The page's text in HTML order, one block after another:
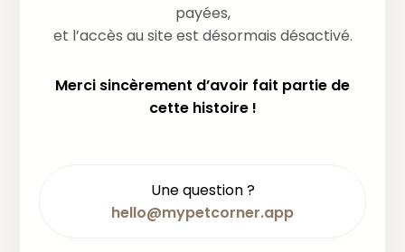
payées,
et l’accès au site est désormais désactivé.
Merci sincèrement d’avoir fait partie de
cette histoire !
Une question ?
hello@mypetcorner.app